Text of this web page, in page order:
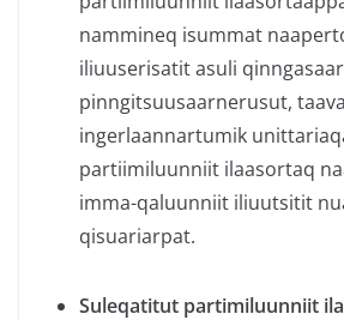
nammineq isummat
iliuuserisatit asuli
pinngitsuusaarnerusut, taava
ingerlaannartumik
partiimiluunniit ilaasortaq
imma-qaluunniit iliuutsitit
qisuariarpat.
Suleqatitut partimiluunniit